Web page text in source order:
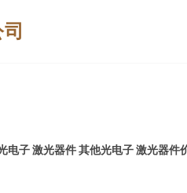
电子 激光器件 其他光电子 激光器